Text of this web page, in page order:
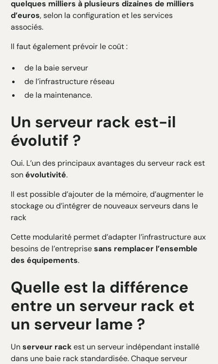
quelques milliers à plusieurs dizaines de milliers
d’euros, selon la configuration et les services
associés.
Il faut également prévoir le coût :
de la baie serveur
de l’infrastructure réseau
de la maintenance.
Un serveur rack est-il
évolutif ?
Oui. L’un des principaux avantages du serveur rack est
sonévolutivité.
Il est possible d’ajouter de la mémoire, d’augmenter le
stockage ou d’intégrer de nouveaux serveurs dans le
rack
Cette modularité permet d’adapter l’infrastructure aux
besoins de l’entreprisesans remplacer l’ensemble
des équipements.
Quelle est la différence
entre un serveur rack et
un serveur lame ?
Unserveur rackest un serveur indépendant installé
dans une baie rack standardisée. Chaque serveur